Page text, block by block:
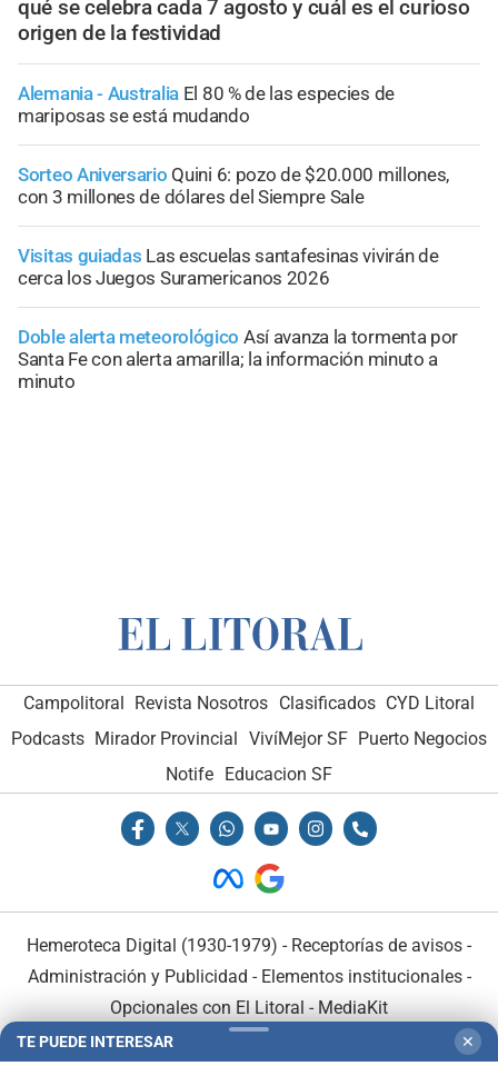
qué se celebra cada 7 agosto y cuál es el curioso
origen de la festividad
Alemania - Australia El 80 % de las especies de
mariposas se está mudando
Sorteo Aniversario Quini 6: pozo de $20.000 millones,
con 3 millones de dólares del Siempre Sale
Visitas guiadas Las escuelas santafesinas vivirán de
cerca los Juegos Suramericanos 2026
Doble alerta meteorológico Así avanza la tormenta por
Santa Fe con alerta amarilla; la información minuto a
minuto
Campolitoral Revista Nosotros Clasificados CYD Litoral
Podcasts Mirador Provincial VivíMejor SF Puerto Negocios
Notife
Educacion SF
Hemeroteca Digital (1930-1979) - Receptorías de avisos -
Administración y Publicidad - Elementos institucionales-
Opcionales con El Litoral - MediaKit
TE PUEDE INTERESAR ✕